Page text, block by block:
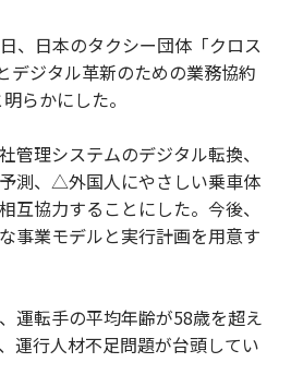
、日本のタクシー団体「クロス
デジタル革新のための業務協約
らかにした。
理システムのデジタル転換、
測、△外国人にやさしい乗車体
互協力することにした。今後、
事業モデルと実行計画を用意す
運転手の平均年齢が58歳を超え
運行人材不足問題が台頭してい